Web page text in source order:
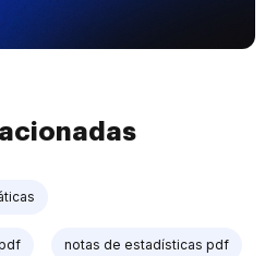
notas de estadísticas pdf